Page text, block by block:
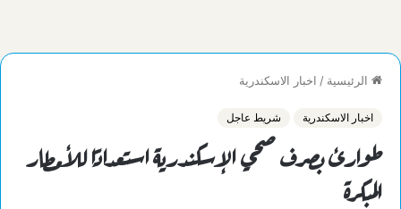
الرئيسية / اخبار الاسكندرية
اخبار الاسكندرية شريط عاجل
طوارئ بصرف صحي الإسكندرية استعدادًا للأمطار
المبكرة